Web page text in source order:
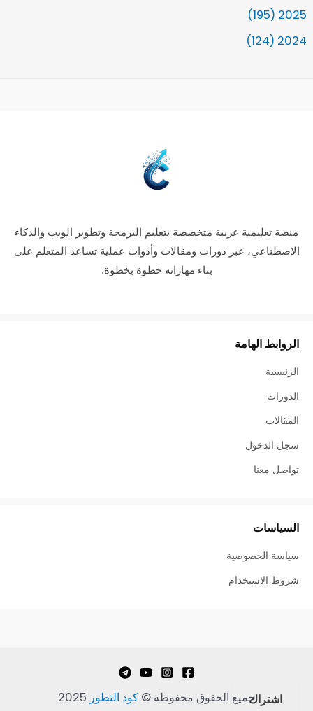
2025 (195)
2024 (124)
منصة تعليمية عربية متخصصة بتعليم البرمجة وتطوير الويب والذكاء
الاصطناعي، عبر دورات ومقالات وأدوات عملية تساعد المتعلم على
بناء مهاراته خطوة بخطوة.
الروابط الهامة
الرئيسية
الدورات
المقالات
سجل الدخول
تواصل معنا
السياسات
سياسة الخصوصية
شروط الاستخدام
جميع الحقوق محفوظة © كود التطور اشتراك